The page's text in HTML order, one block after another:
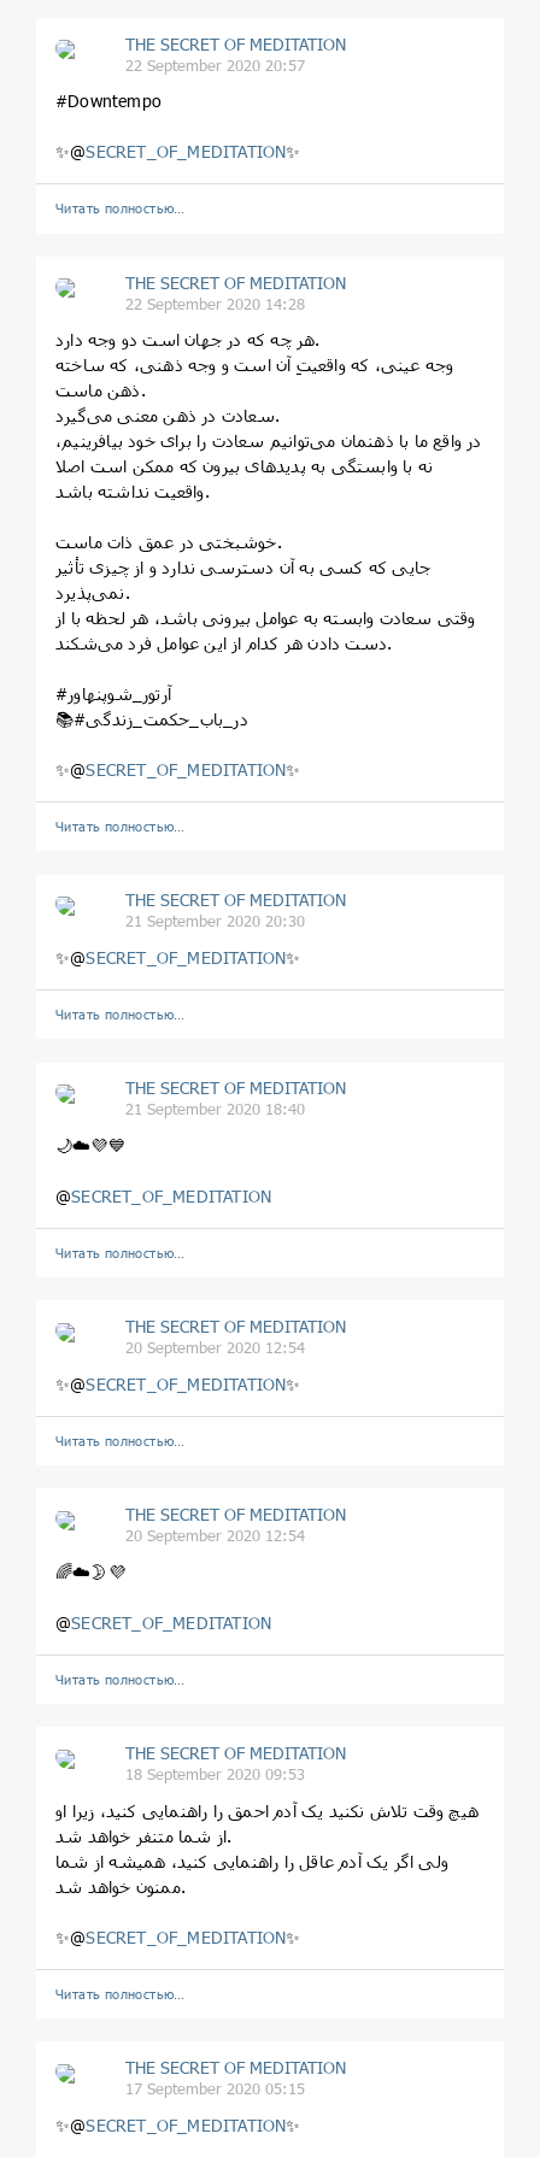
THE SECRET OF MEDITATION
22 September 2020 20:57
#Downtempo
✨@SECRET_OF_MEDITATION✨
Читать полностью…
THE SECRET OF MEDITATION
22 September 2020 14:28
هر چه که در جهان است دو وجه دارد.
وجه عینی، که واقعیتِ آن است و وجه ذهنی، که ساخته
ذهن ماست.
سعادت در ذهن معنی می‌گیرد.
در واقع ما با ذهنمان می‌توانیم سعادت را برای خود بیافرینیم،
نه با وابستگی به پدیدهای بیرون که ممکن است اصلا
واقعیت نداشته باشد.
خوشبختی در عمق ذات ماست.
جایی که کسی به آن دسترسی ندارد و از چیزی تأثیر
نمی‌پذیرد.
وقتی سعادت وابسته به عوامل بیرونی باشد، هر لحظه با از
دست دادن هر کدام از این عوامل فرد می‌شکند.
#آرتور_شوپنهاور
📚#در_باب_حکمت_زندگی
✨@SECRET_OF_MEDITATION✨
Читать полностью…
THE SECRET OF MEDITATION
21 September 2020 20:30
✨@SECRET_OF_MEDITATION✨
Читать полностью…
THE SECRET OF MEDITATION
21 September 2020 18:40
🌙☁️💜💙
@SECRET_OF_MEDITATION
Читать полностью…
THE SECRET OF MEDITATION
20 September 2020 12:54
✨@SECRET_OF_MEDITATION✨
Читать полностью…
THE SECRET OF MEDITATION
20 September 2020 12:54
🌈☁️🌛💜
@SECRET_OF_MEDITATION
Читать полностью…
THE SECRET OF MEDITATION
18 September 2020 09:53
هیچ وقت تلاش نکنید یک آدم احمق را راهنمایی کنید، زیرا او
از شما متنفر خواهد شد.
ولی اگر یک آدم عاقل را راهنمایی کنید، همیشه از شما
ممنون خواهد شد.
✨@SECRET_OF_MEDITATION✨
Читать полностью…
THE SECRET OF MEDITATION
17 September 2020 05:15
✨@SECRET_OF_MEDITATION✨